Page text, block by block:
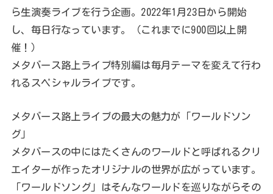
ら生演奏ライブを行う企画。2022年1月23日から開始
し、毎日行なっています。（これまでに900回以上開
催！）
メタバース路上ライブ特別編は毎月テーマを変えて行わ
れるスペシャルライブです。
メタバース路上ライブの最大の魅力が「ワールドソン
グ」
メタバースの中にはたくさんのワールドと呼ばれるクリ
エイターが作ったオリジナルの世界が広がっています。
「ワールドソング」はそんなワールドを巡りながらその